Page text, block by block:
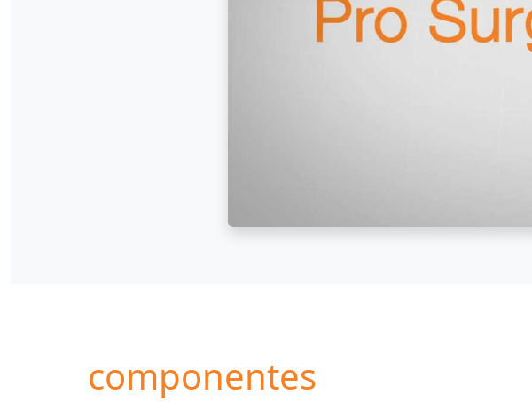
componentes